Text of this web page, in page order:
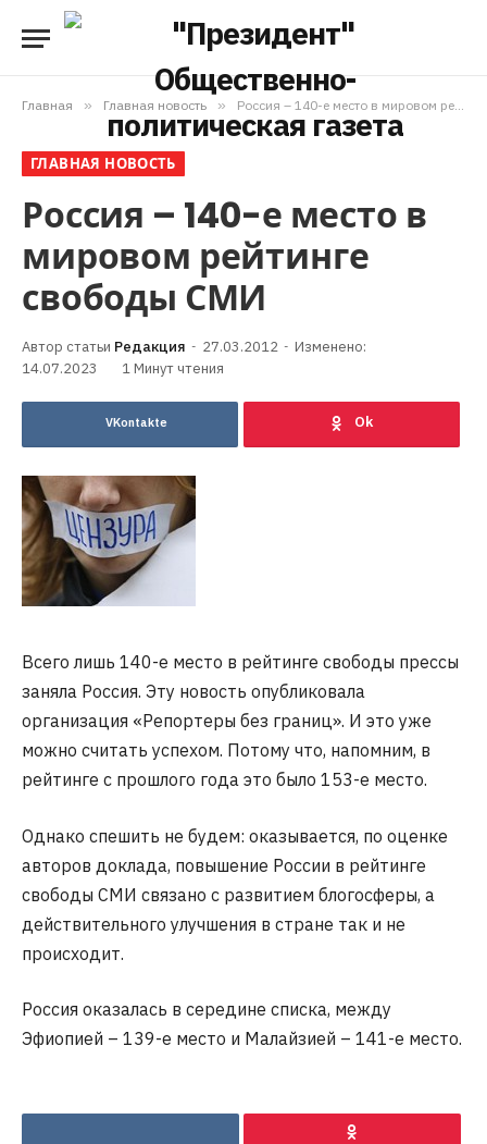
Главная » Главная новость » Россия – 140-е место в мировом рейтинге свободы СМИ
ГЛАВНАЯ НОВОСТЬ
Россия – 140-е место в
мировом рейтинге
свободы СМИ
Редакция 27.03.2012
Изменено:
14.07.2023
1 Минут чтения
VKontakte
Всего лишь 140-е место в рейтинге свободы прессы
заняла Россия. Эту новость опубликовала
организация «Репортеры без границ». И это уже
можно считать успехом. Потому что, напомним, в
рейтинге с прошлого года это было 153-е место.
Однако спешить не будем: оказывается, по оценке
авторов доклада, повышение России в рейтинге
свободы СМИ связано с развитием блогосферы, а
действительного улучшения в стране так и не
происходит.
Россия оказалась в середине списка, между
Эфиопией – 139-е место и Малайзией – 141-е место.
Ok